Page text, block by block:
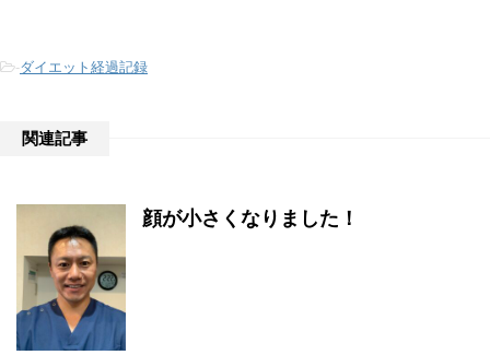
-ダイエット経過記録
関連記事
顔が小さくなりました！